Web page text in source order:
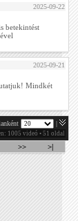
2025-09-22
betekintést
2025-09-21
Mindkét
|
1005 videó • 51 oldal
>> >|